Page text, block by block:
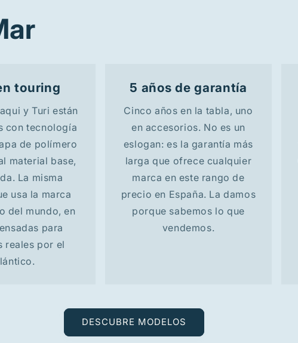
touring
y Turi están
con tecnología
de polímero
material base,
La misma
usa la marca
del mundo, en
para
reales por el
5 años de garantía
Cinco años en la tabla, uno
en accesorios. No es un
eslogan: es la garantía más
larga que ofrece cualquier
marca en este rango de
precio en España. La damos
porque sabemos lo que
vendemos.
DESCUBRE MODELOS